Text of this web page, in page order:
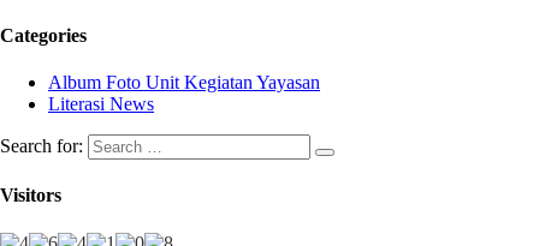
Categories
Album Foto Unit Kegiatan Yayasan
Literasi News
Search for:
Visitors